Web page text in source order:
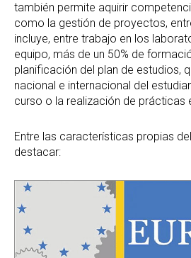
también permite aquirir
como la gestión de proyectos,
incluye, entre trabajo en los
equipo, más de un 50% de
planificación del plan de estudios,
nacional e internacional del
curso o la realización de prácticas
Entre las características propias
destacar: